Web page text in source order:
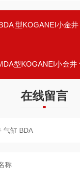
型KOGANEI小金
型KOGANEI小金井
在线留言